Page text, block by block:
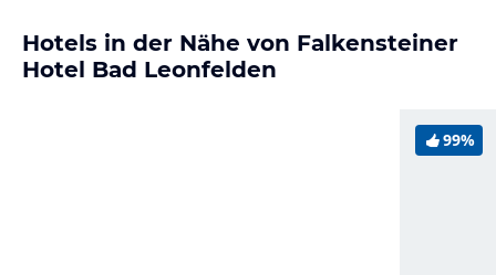
Hotels in der Nähe von Falkensteiner
Hotel Bad Leonfelden
99%